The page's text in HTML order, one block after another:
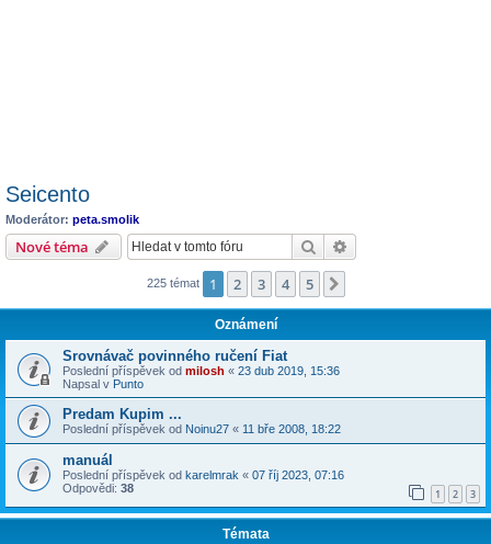
Seicento
Moderátor: peta.smolik
Nové téma Hledat
225 témat 1 2 3 4 5
Oznámení
Srovnávač povinného ručení Fiat
Poslední příspěvek od milosh « 23 dub 2019, 15:36
Napsal v Punto
Predam Kupim ...
Poslední příspěvek od Noinu27 « 11 bře 2008, 18:22
manuál
Poslední příspěvek od karelmrak « 07 říj 2023, 07:16
Odpovědi: 38 1 2 3
Témata